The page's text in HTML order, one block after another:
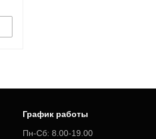
График работы
Пн-Сб: 8.00-19.00